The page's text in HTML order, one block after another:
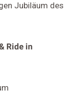
Jubiläum des
Ride in